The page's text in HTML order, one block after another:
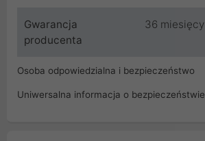
Gwarancja
producenta
36 miesięcy
Osoba odpowiedzialna i bezpieczeństwo
Uniwersalna informacja o bezpieczeństwie